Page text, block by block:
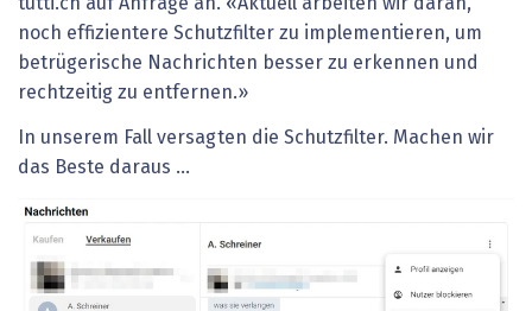
tutti.ch auf Anfrage an. «Aktuell arbeiten wir daran,
noch effizientere Schutzfilter zu implementieren, um
betrügerische Nachrichten besser zu erkennen und
rechtzeitig zu entfernen.»
In unserem Fall versagten die Schutzfilter. Machen wir
das Beste daraus ...